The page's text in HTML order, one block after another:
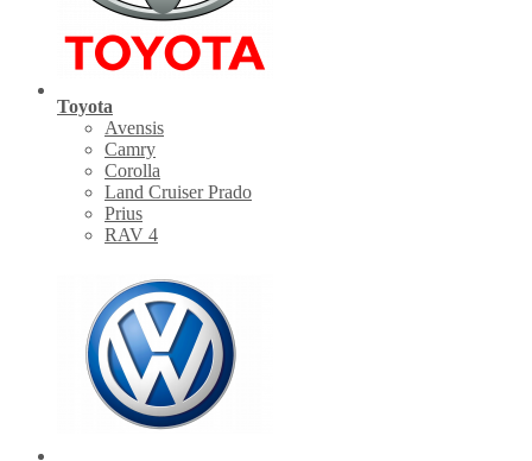
Toyota
Avensis
Camry
Corolla
Land Cruiser Prado
Prius
RAV 4